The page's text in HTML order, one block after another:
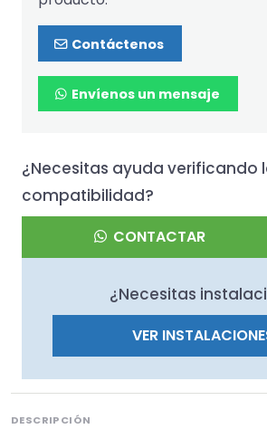
Contáctenos
Envíenos un mensaje
¿Necesitas ayuda verificando
compatibilidad?
CONTACTAR
¿Necesitas
VER
DESCRIPCIÓN